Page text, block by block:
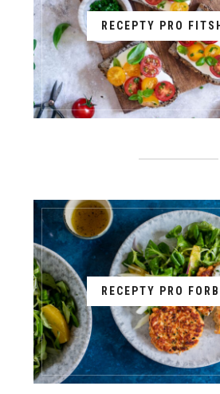
RECEPTY PRO
RECEPTY PRO